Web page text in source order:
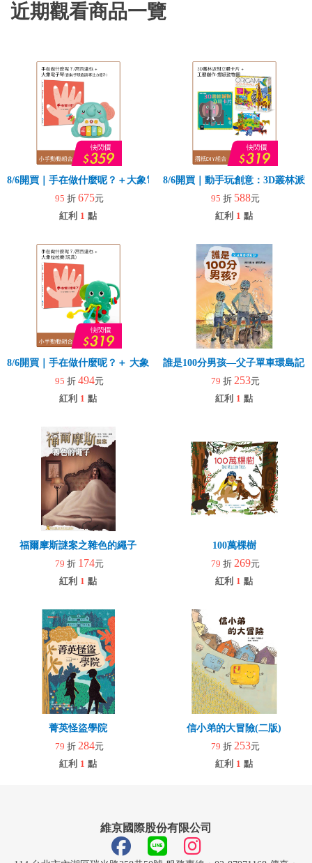
近期觀看商品一覽
8/6開買｜手在做什麼呢？＋大象電子琴
95 折 675元
紅利 1 點
8/6開買｜動手玩創意：3D叢林派
95 折 588元
紅利 1 點
8/6開買｜手在做什麼呢？＋ 大象拉拉樂(玩具)
95 折 494元
紅利 1 點
誰是100分男孩—父子單車環島記
79 折 253元
紅利 1 點
福爾摩斯謎案之雜色的繩子
79 折 174元
紅利 1 點
100萬棵樹
79 折 269元
紅利 1 點
菁英怪盜學院
79 折 284元
紅利 1 點
信小弟的大冒險(二版)
79 折 253元
紅利 1 點
維京國際股份有限公司